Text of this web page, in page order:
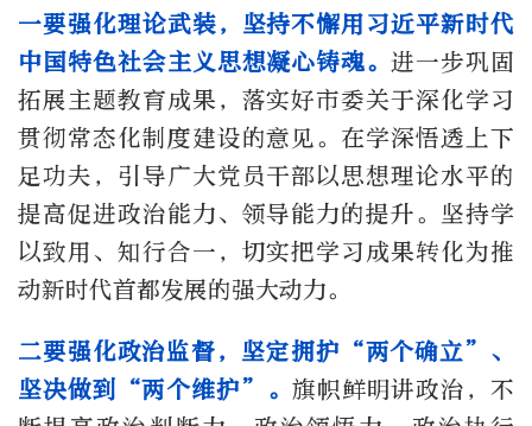
一要强化理论武装，坚持不懈用习近平新时代
中国特色社会主义思想凝心铸魂。进一步巩固
拓展主题教育成果，落实好市委关于深化学习
贯彻常态化制度建设的意见。在学深悟透上下
足功夫，引导广大党员干部以思想理论水平的
提高促进政治能力、领导能力的提升。坚持学
以致用、知行合一，切实把学习成果转化为推
动新时代首都发展的强大动力。
二要强化政治监督，坚定拥护“两个确立”、
坚决做到“两个维护”。 旗帜鲜明讲政治，不